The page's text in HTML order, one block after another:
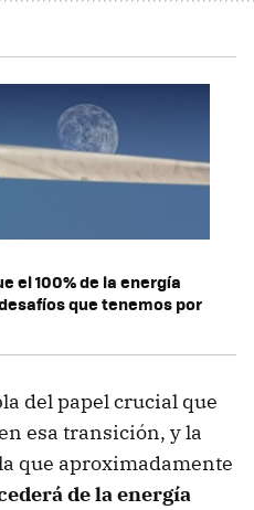
el 100% de la energía
que tenemos por
del papel crucial que
esa transición, y la
que aproximadamente
de la energía